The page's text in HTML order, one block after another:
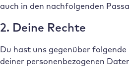
auch in den nachfolgenden
2. Deine Rechte
Du hast uns gegenüber folgende
deiner personenbezogenen